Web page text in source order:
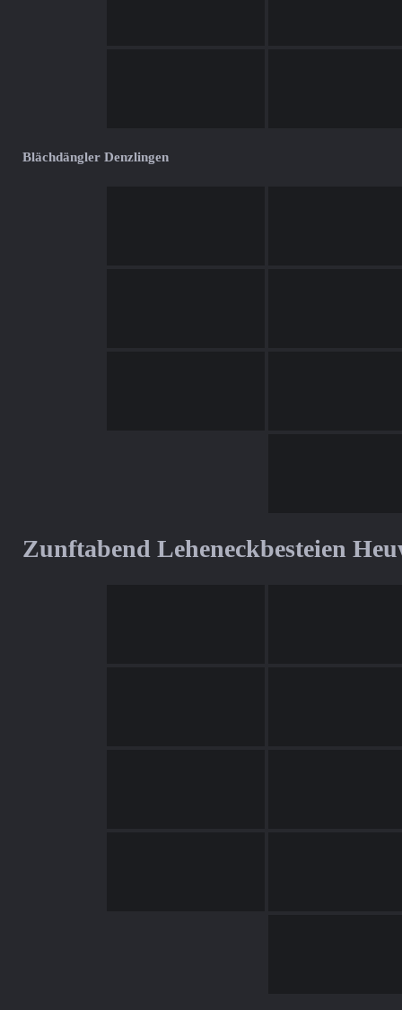
Blächdängler Denzlingen
Zunftabend Leheneckbesteien